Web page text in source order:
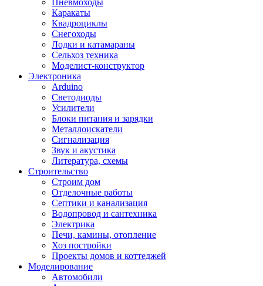
Пневмоходы
Каракаты
Квадроциклы
Снегоходы
Лодки и катамараны
Сельхоз техника
Моделист-конструктор
Электроника
Arduino
Светодиоды
Усилители
Блоки питания и зарядки
Металлоискатели
Сигнализация
Звук и акустика
Литература, схемы
Строительство
Строим дом
Отделочные работы
Септики и канализация
Водопровод и сантехника
Электрика
Печи, камины, отопление
Хоз постройки
Проекты домов и коттеджей
Моделирование
Автомобили